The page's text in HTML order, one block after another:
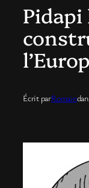
Écrit parRomain